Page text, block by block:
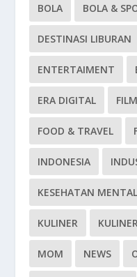
BOLA BOLA &
DESTINASI LIBURAN
ENTERTAIMENT
ERA DIGITAL FILM
FOOD & TRAVEL
INDONESIA
KESEHATAN MENTAL
KULINER
MOM NEWS